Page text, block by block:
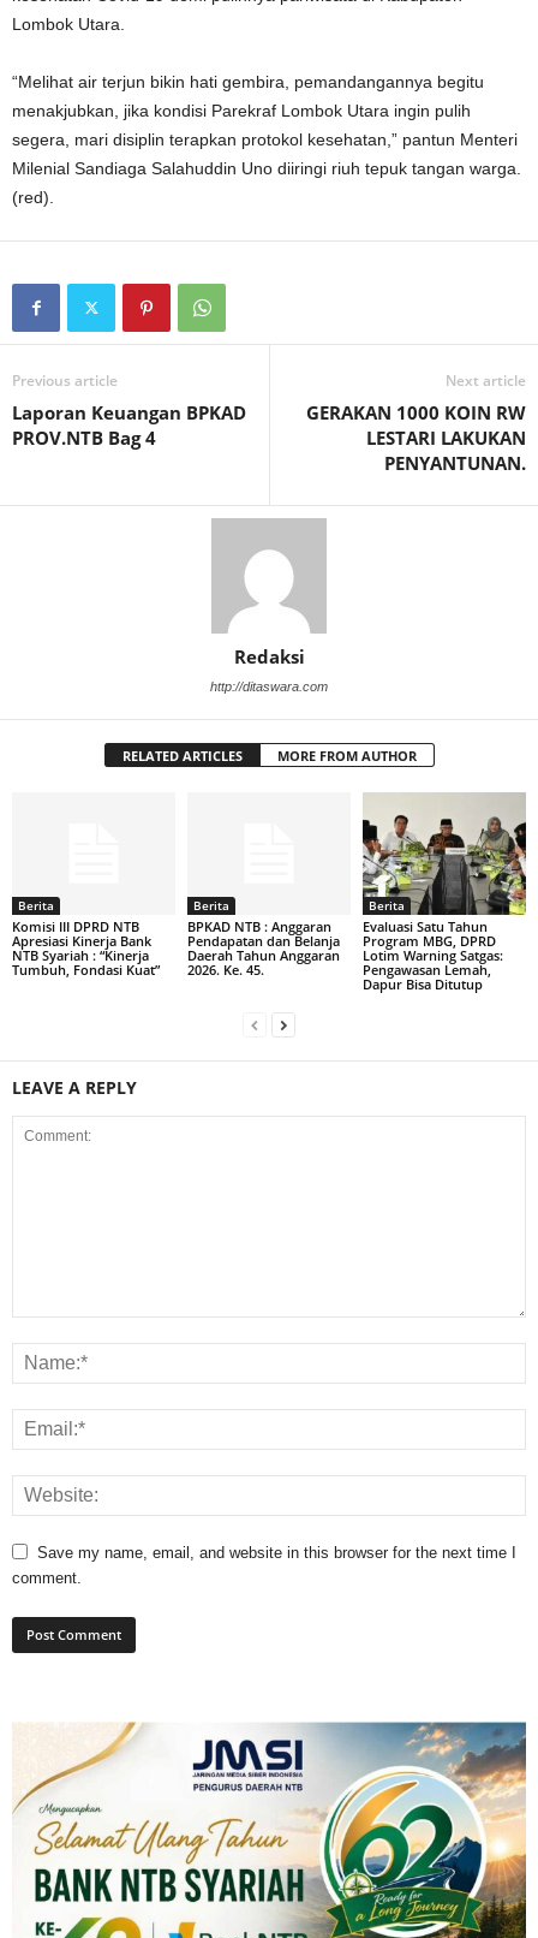
Lombok Utara.
“Melihat air terjun bikin hati gembira, pemandangannya begitu
menakjubkan, jika kondisi Parekraf Lombok Utara ingin pulih
segera, mari disiplin terapkan protokol kesehatan,” pantun Menteri
Milenial Sandiaga Salahuddin Uno diiringi riuh tepuk tangan warga.
(red).
Previous article
Laporan Keuangan BPKAD
PROV.NTB Bag 4
Next article
GERAKAN 1000 KOIN RW
LESTARI LAKUKAN
PENYANTUNAN.
Redaksi
http://ditaswara.com
RELATED ARTICLES MORE FROM AUTHOR
Berita
Komisi III DPRD NTB
Apresiasi Kinerja Bank
NTB Syariah : “Kinerja
Tumbuh, Fondasi Kuat”
Berita
BPKAD NTB : Anggaran
Pendapatan dan Belanja
Daerah Tahun Anggaran
2026. Ke. 45.
Berita
Evaluasi Satu Tahun
Program MBG, DPRD
Lotim Warning Satgas:
Pengawasan Lemah,
Dapur Bisa Ditutup
LEAVE A REPLY
Save my name, email, and website in this browser for the next time I
comment.